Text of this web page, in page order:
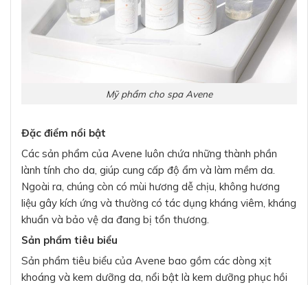
Mỹ phẩm cho spa Avene
Đặc điểm nổi bật
Các sản phẩm của Avene luôn chứa những thành phần
lành tính cho da, giúp cung cấp độ ẩm và làm mềm da.
Ngoài ra, chúng còn có mùi hương dễ chịu, không hương
liệu gây kích ứng và thường có tác dụng kháng viêm, kháng
khuẩn và bảo vệ da đang bị tổn thương.
Sản phẩm tiêu biểu
Sản phẩm tiêu biểu của Avene bao gồm các dòng xịt
khoáng và kem dưỡng da, nổi bật là kem dưỡng phục hồi